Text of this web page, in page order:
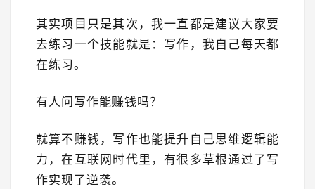
其实项目只是其次，我一直都是建议大家要
去练习一个技能就是：写作，我自己每天都
在练习。
有人问写作能赚钱吗？
就算不赚钱，写作也能提升自己思维逻辑能
力，在互联网时代里，有很多草根通过了写
作实现了逆袭。